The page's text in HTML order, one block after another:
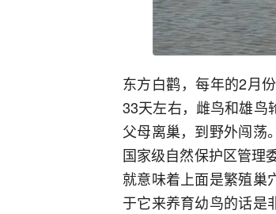
东方白鹳，每年的2月
33天左右，雌鸟和雄鸟
父母离巢，到野外闯荡
国家级自然保护区管理
就意味着上面是繁殖巢
于它来养育幼鸟的话是